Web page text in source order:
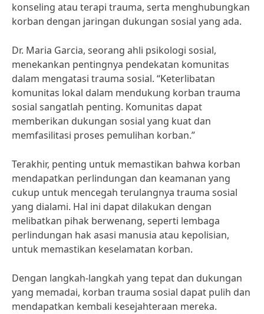
konseling atau terapi trauma, serta menghubungkan
korban dengan jaringan dukungan sosial yang ada.
Dr. Maria Garcia, seorang ahli psikologi sosial,
menekankan pentingnya pendekatan komunitas
dalam mengatasi trauma sosial. “Keterlibatan
komunitas lokal dalam mendukung korban trauma
sosial sangatlah penting. Komunitas dapat
memberikan dukungan sosial yang kuat dan
memfasilitasi proses pemulihan korban.”
Terakhir, penting untuk memastikan bahwa korban
mendapatkan perlindungan dan keamanan yang
cukup untuk mencegah terulangnya trauma sosial
yang dialami. Hal ini dapat dilakukan dengan
melibatkan pihak berwenang, seperti lembaga
perlindungan hak asasi manusia atau kepolisian,
untuk memastikan keselamatan korban.
Dengan langkah-langkah yang tepat dan dukungan
yang memadai, korban trauma sosial dapat pulih dan
mendapatkan kembali kesejahteraan mereka.